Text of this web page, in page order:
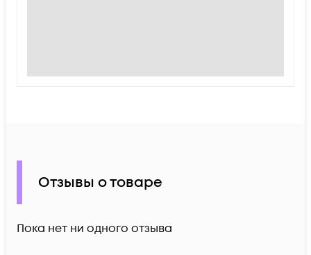
Отзывы о товаре
Пока нет ни одного отзыва